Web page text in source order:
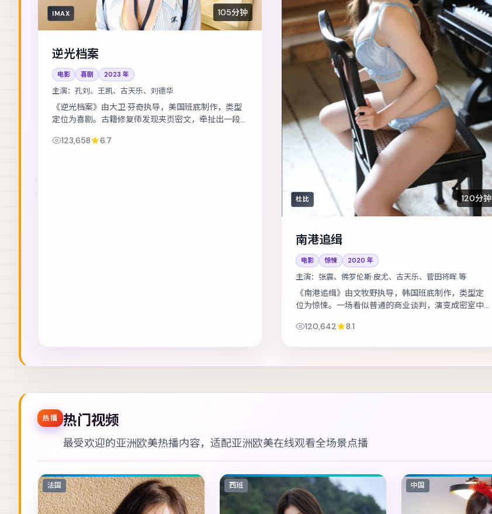
IMAX 105分钟
逆光档案
电影 喜剧 2023 年
主演： 孔刘、王凯、古天乐、刘德华
《逆光档案》由大卫·芬奇执导，美国班底制作，类型
定位为喜剧。古籍修复师发现夹页密文，牵扯出一段
表演层次丰富。镜头语言克制而富有张...
123,658 6.7
杜比 120分钟
南港追缉
电影 惊悚 2020 年
主演： 张震、佛罗伦斯·皮尤、古天乐、菅田将晖 等
《南港追缉》由文牧野执导，韩国班底制作，类型定
位为惊悚。一场看似普通的商业谈判，演变成密室中
等，表演层次丰富。美术与声音设计共...
120,642 8.1
热播 热门视频
最受欢迎的亚洲欧美热播内容，适配亚洲欧美在线观看全场景点播
法国 西班 中国